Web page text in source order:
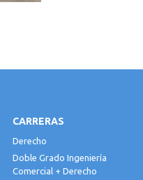
CARRERAS
Derecho
Doble Grado Ingeniería
Comercial + Derecho